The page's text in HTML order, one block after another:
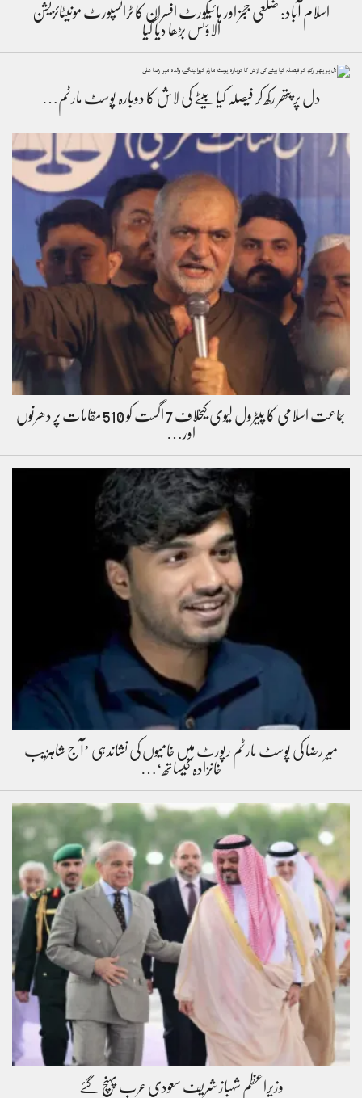
اسلام آباد: ضلعی ججز اور ہائیکورٹ افسران کا ٹرانسپورٹ مونیٹائزیشن
الاؤنس بڑھا دیا گیا
دل پر پتھر رکھ کر فیصلہ کیا بیٹے کی لاش کا دوبارہ پوسٹ مارٹم…
جماعت اسلامی کا پیٹرول لیوی کیخلاف 7 اگست کو 510 مقامات پر دھرنوں
اور…
میر رضا کی پوسٹ مارٹم رپورٹ میں خامیوں کی نشاندہی ’آج شاہزیب
خانزادہ کیساتھ‘…
وزیراعظم شہباز شریف سعودی عرب پہنچ گئے